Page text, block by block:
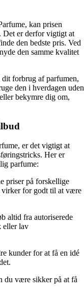
kan prisen
Det er derfor vigtigt at
den bedste pris. Ved
den samme kvalitet
forbrug af parfumen,
den i hverdagen uden
bekymre dig om,
er det vigtigt at
Her er
parfume:
priser på forskellige
virker for godt til at være
altid fra autoriserede
eller lav
kunder for at få en idé
du være sikker på at få